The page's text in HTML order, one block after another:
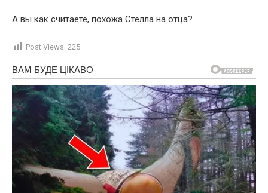
А вы как считаете, похожа Стелла на отца?
Post Views: 225